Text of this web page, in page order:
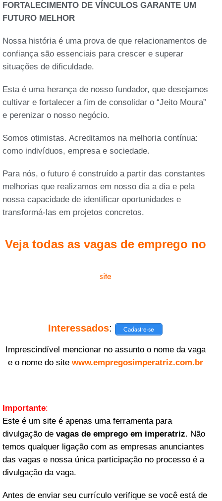
FORTALECIMENTO DE VÍNCULOS GARANTE UM
FUTURO MELHOR
Nossa história é uma prova de que relacionamentos de
confiança são essenciais para crescer e superar
situações de dificuldade.
Esta é uma herança de nosso fundador, que desejamos
cultivar e fortalecer a fim de consolidar o “Jeito Moura”
e perenizar o nosso negócio.
Somos otimistas. Acreditamos na melhoria contínua:
como indivíduos, empresa e sociedade.
Para nós, o futuro é construído a partir das constantes
melhorias que realizamos em nosso dia a dia e pela
nossa capacidade de identificar oportunidades e
transformá-las em projetos concretos.
Veja todas as vagas de emprego no
site
Interessados: Cadastre-se
Imprescindível mencionar no assunto o nome da vaga
e o nome do site www.empregosimperatriz.com.br
Importante:
Este é um site é apenas uma ferramenta para
divulgação de vagas de emprego em imperatriz. Não
temos qualquer ligação com as empresas anunciantes
das vagas e nossa única participação no processo é a
divulgação da vaga.
Antes de enviar seu currículo verifique se você está de